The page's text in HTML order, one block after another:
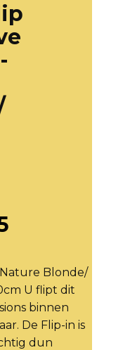
Blonde/
U flipt dit
binnen
De Flip-in is
dun